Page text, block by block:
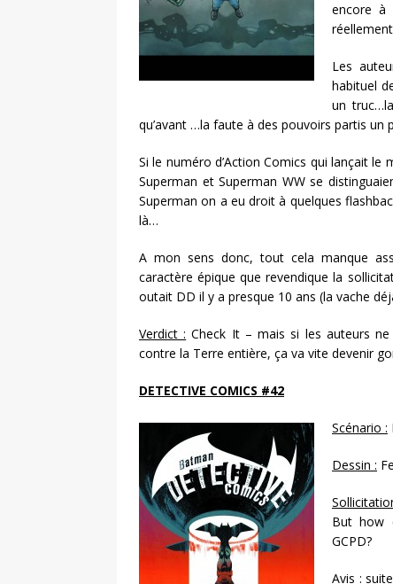
encore à
Les
habituel
un
qu’avant …la faute à des pouvoirs partis un
Si le numéro d’Action Comics qui lançait
Superman et Superman WW se
Superman on a eu droit à quelques
là…
A mon sens donc, tout cela manque
caractère épique que revendique la
outait DD il y a presque 10 ans (la vache
Verdict : Check It – mais si les auteurs
contre la Terre entière, ça va vite devenir
DETECTIVE COMICS #42
Scénario :
Dessin :
But how
GCPD?
Avis :